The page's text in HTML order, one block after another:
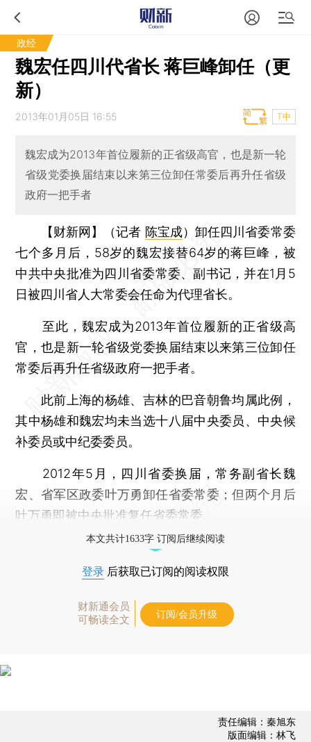
政经
魏宏任四川代省长 蒋巨峰卸任（更
新）
2013年01月05日 16:55 T中
魏宏成为2013年首位履新的正省级高官，也是新一轮
省级党委换届结束以来第三位卸任常委后再升任省级
政府一把手者
【财新网】（记者 陈宝成） 卸任四川省委常委
七个多月后，58岁的魏宏接替64岁的蒋巨峰，被
中共中央批准为四川省委常委、副书记，并在1月5
日被四川省人大常委会任命为代理省长。
至此，魏宏成为2013年首位履新的正省级高
官，也是新一轮省级党委换届结束以来第三位卸任
常委后再升任省级政府一把手者。
此前上海的杨雄、吉林的巴音朝鲁均属此例，
其中杨雄和魏宏均未当选十八届中央委员、中央候
补委员或中纪委委员。
2012年5月，四川省委换届，常务副省长魏
宏、省军区政委叶万勇卸任省委常委；但两个月后
叶万勇即被中央批准复任省委常委。
本文共计1633字 订阅后继续阅读
登录 后获取已订阅的阅读权限
财新通会员
可畅读全文
订阅/会员升级
责任编辑：秦旭东
版面编辑：林飞